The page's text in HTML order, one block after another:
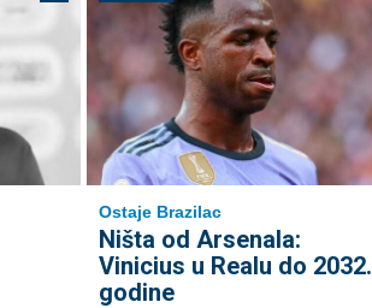
Ostaje Brazilac
Ništa od Arsenala:
Vinicius u Realu do 2032.
godine